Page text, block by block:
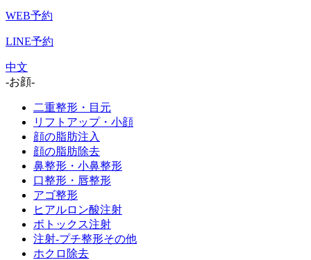
WEB予約
LINE予約
中文
-お顔-
二重整形・目元
リフトアップ・小顔
顔の脂肪注入
顔の脂肪除去
鼻整形・小鼻整形
口整形・唇整形
アゴ整形
ヒアルロン酸注射
ボトックス注射
注射-プチ整形その他
ホクロ除去